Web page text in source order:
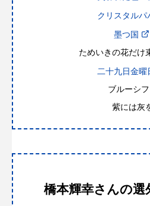
クリスタルパ
墨つ国
ためいきの花だけ
二十九日金曜
ブルーシフ
紫には灰
橋本輝幸さんの選